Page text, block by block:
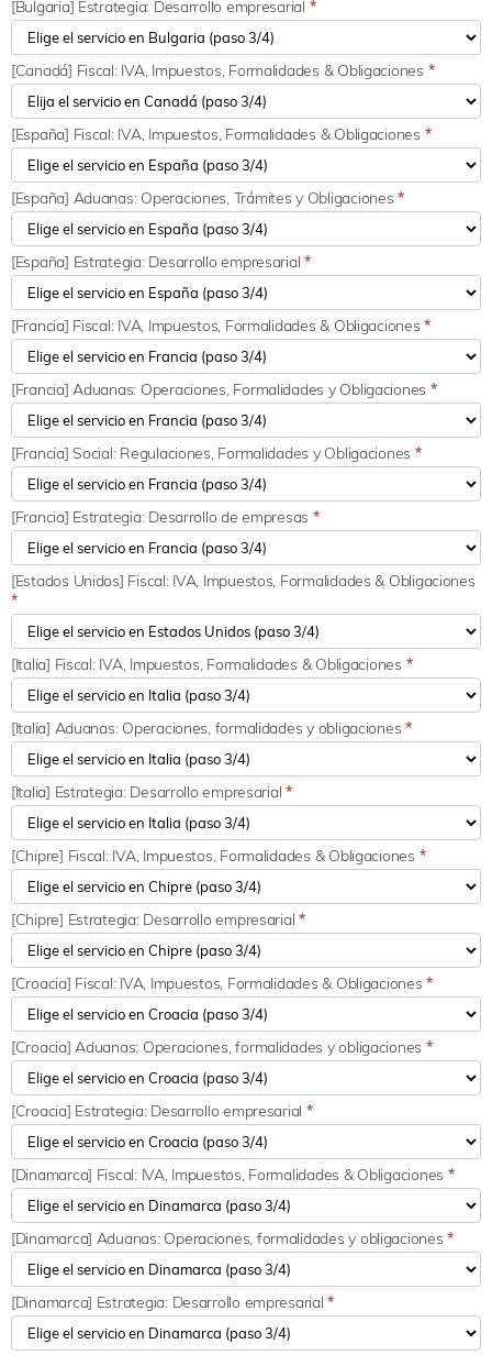
[Bulgaria] Estrategia: Desarrollo empresarial *
[Canadá] Fiscal: IVA, Impuestos, Formalidades & Obligaciones *
[España] Fiscal: IVA, Impuestos, Formalidades & Obligaciones *
[España] Aduanas: Operaciones, Trámites y Obligaciones*
[España] Estrategia: Desarrollo empresarial*
[Francia] Fiscal: IVA, Impuestos, Formalidades & Obligaciones*
[Francia] Aduanas: Operaciones, Formalidades y Obligaciones *
[Francia] Social: Regulaciones, Formalidades y Obligaciones *
[Francia] Estrategia: Desarrollo de empresas *
[Estados Unidos] Fiscal: IVA, Impuestos, Formalidades & Obligaciones
*
[Italia] Fiscal: IVA, Impuestos, Formalidades & Obligaciones *
[Italia] Aduanas: Operaciones, formalidades y obligaciones*
[Italia] Estrategia: Desarrollo empresarial*
[Chipre] Fiscal: IVA, Impuestos, Formalidades & Obligaciones *
[Chipre] Estrategia: Desarrollo empresarial*
[Croacia] Fiscal: IVA, Impuestos, Formalidades & Obligaciones*
[Croacia] Aduanas: Operaciones, formalidades y obligaciones *
[Croacia] Estrategia: Desarrollo empresarial *
[Dinamarca] Fiscal: IVA, Impuestos, Formalidades & Obligaciones *
[Dinamarca] Aduanas: Operaciones, formalidades y obligaciones*
[Dinamarca] Estrategia: Desarrollo empresarial*